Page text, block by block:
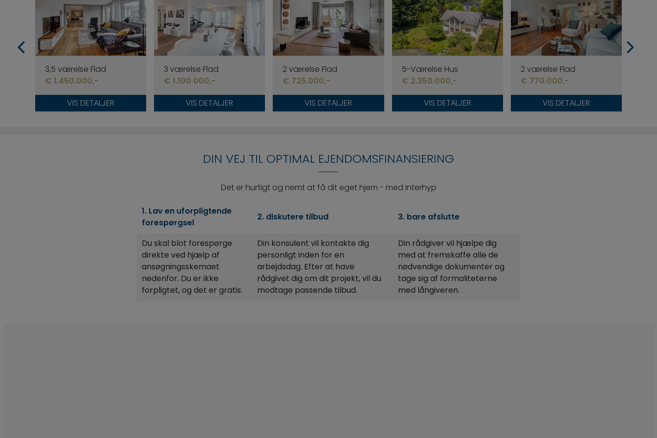
3,5 værelse Flad
€ 1.450.000,-
VIS DETALJER
3 værelse Flad
€ 1.100.000,-
VIS DETALJER
2 værelse Flad
€ 725.000,-
VIS DETALJER
5-Værelse Hus
€ 2.350.000,-
VIS DETALJER
2 værelse Flad
€ 770.000,-
VIS DETALJER
DIN VEJ TIL OPTIMAL EJENDOMSFINANSIERING
Det er hurtigt og nemt at få dit eget hjem - med Interhyp
1. Lav en uforpligtende
forespørgsel
2. diskutere tilbud 3. bare afslutte
Du skal blot forespørge
direkte ved hjælp af
ansøgningsskemaet
nedenfor. Du er ikke
forpligtet, og det er gratis.
Din konsulent vil kontakte dig
personligt inden for en
arbejdsdag. Efter at have
rådgivet dig om dit projekt, vil du
modtage passende tilbud.
Din rådgiver vil hjælpe dig
med at fremskaffe alle de
nødvendige dokumenter og
tage sig af formaliteterne
med långiveren.